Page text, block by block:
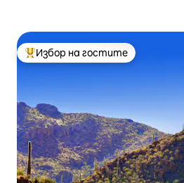
Най-популярен избор на гостите
Избор на гостите